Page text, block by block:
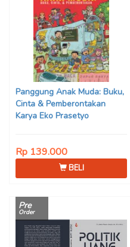
Panggung Anak Muda: Buku,
Cinta & Pemberontakan
Karya Eko Prasetyo
Rp 139.000
BELI
Pre
Order